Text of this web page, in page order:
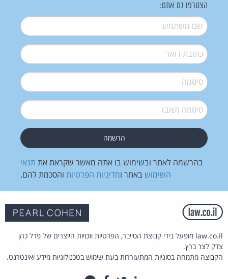
הצטרפו גם אתם:
שם משתמש*
דואל*
סיסמה*
סיסמה (שוב)*
בהרשמה לאתר ובשימוש בו אתה מאשר שקראת את תנאי
השימוש באתר ומדיניות הפרטיות והסכמת להם.
law.co.il מופעל בידי קבוצת הסייבר, הפרטיות וזכויות היוצרים של פרל כהן
צדק לצר ברץ.
הקבוצה מתמחה בסוגיות המתעוררות בעת שימוש בטכנולוגיות מידע ואינטרנט.